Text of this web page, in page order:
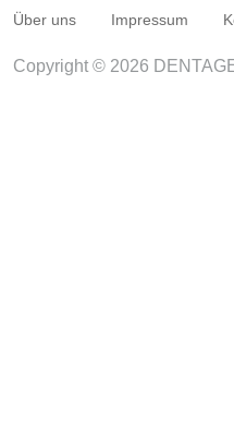
Über uns Impressum
Copyright © 2026